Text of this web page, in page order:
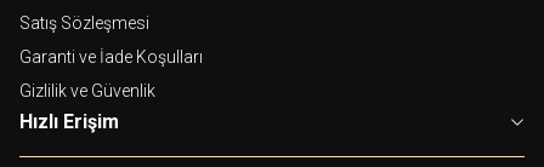
Satış Sözleşmesi
Garanti ve İade Koşulları
Gizlilik ve Güvenlik
Hızlı Erişim